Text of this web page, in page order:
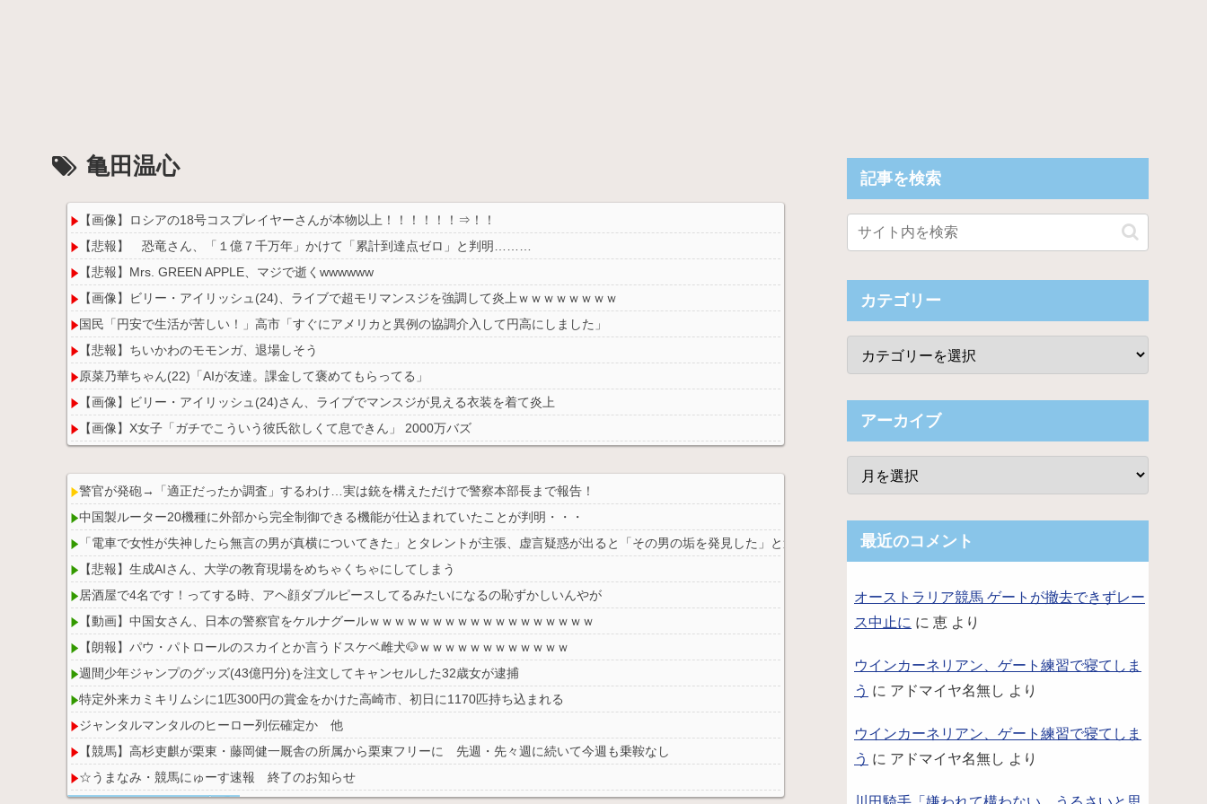
亀田温心
【画像】ロシアの18号コスプレイヤーさんが本物以上！！！！！！⇒！！
【悲報】 恐竜さん、「１億７千万年」かけて「累計到達点ゼロ」と判明………
【悲報】Mrs. GREEN APPLE、マジで逝くwwwwww
【画像】ビリー・アイリッシュ(24)、ライブで超モリマンスジを強調して炎上ｗｗｗｗｗｗｗｗ
国民「円安で生活が苦しい！」高市「すぐにアメリカと異例の協調介入して円高にしました」
【悲報】ちいかわのモモンガ、退場しそう
原菜乃華ちゃん(22)「AIが友達。課金して褒めてもらってる」
【画像】ビリー・アイリッシュ(24)さん、ライブでマンスジが見える衣装を着て炎上
【画像】X女子「ガチでこういう彼氏欲しくて息できん」 2000万バズ
Powered by livedoor 相互RSS
警官が発砲→「適正だったか調査」するわけ…実は銃を構えただけで警察本部長まで報告！
中国製ルーター20機種に外部から完全制御できる機能が仕込まれていたことが判明・・・
「電車で女性が失神したら無言の男が真横についてきた」とタレントが主張、虚言疑惑が出ると「その男の垢を発見した」と追加主張するも……
【悲報】生成AIさん、大学の教育現場をめちゃくちゃにしてしまう
居酒屋で4名です！ってする時、アヘ顔ダブルピースしてるみたいになるの恥ずかしいんやが
【動画】中国女さん、日本の警察官をケルナグールｗｗｗｗｗｗｗｗｗｗｗｗｗｗｗｗｗｗ
【朗報】パウ・パトロールのスカイとか言うドスケベ雌犬🐶ｗｗｗｗｗｗｗｗｗｗｗｗ
週間少年ジャンプのグッズ(43億円分)を注文してキャンセルした32歳女が逮捕
特定外来カミキリムシに1匹300円の賞金をかけた高崎市、初日に1170匹持ち込まれる
ジャンタルマンタルのヒーロー列伝確定か 他
【競馬】高杉吏麒が栗東・藤岡健一厩舎の所属から栗東フリーに 先週・先々週に続いて今週も乗鞍なし
☆うまなみ・競馬にゅーす速報 終了のお知らせ
記事を検索
カテゴリー
アーカイブ
最近のコメント
オーストラリア競馬 ゲートが撤去できずレー
ス中止に に 恵 より
ウインカーネリアン、ゲート練習で寝てしま
う に アドマイヤ名無し より
ウインカーネリアン、ゲート練習で寝てしま
う に アドマイヤ名無し より